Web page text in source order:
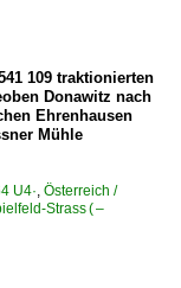
Zagreb) ·ZET·
Großraumtriebwagen
109 traktionierten
Donawitz nach
Ehrenhausen
Mühle
U4·, Österreich /
Strass ( –